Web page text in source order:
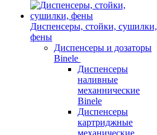
Диспенсеры, стойки, сушилки,
фены
Диспенсеры и дозаторы
Binele
Диспенсеры
наливные
механнические
Binele
Диспенсеры
картриджные
механические